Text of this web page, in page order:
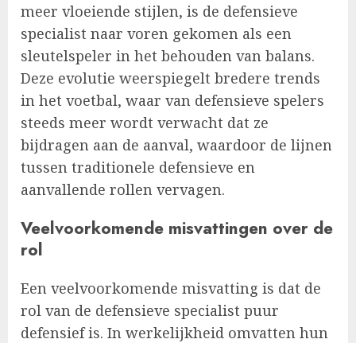
meer vloeiende stijlen, is de defensieve
specialist naar voren gekomen als een
sleutelspeler in het behouden van balans.
Deze evolutie weerspiegelt bredere trends
in het voetbal, waar van defensieve spelers
steeds meer wordt verwacht dat ze
bijdragen aan de aanval, waardoor de lijnen
tussen traditionele defensieve en
aanvallende rollen vervagen.
Veelvoorkomende misvattingen over de
rol
Een veelvoorkomende misvatting is dat de
rol van de defensieve specialist puur
defensief is. In werkelijkheid omvatten hun